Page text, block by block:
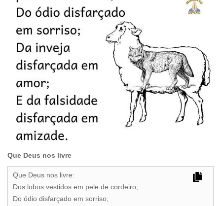
Que Deus nos livre
Que Deus nos livre:
Dos lobos vestidos em pele de cordeiro;
Do ódio disfarçado em sorriso;